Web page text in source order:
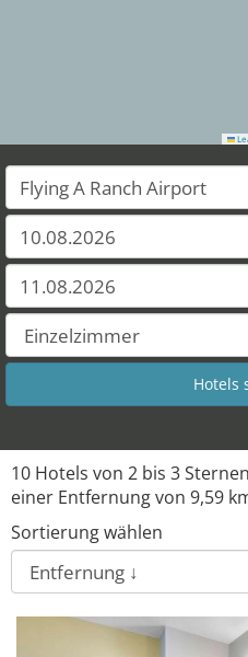
10 Hotels von 2 bis 3
einer Entfernung von 9,59
Sortierung wählen